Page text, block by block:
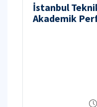
İstanbul
Akademik